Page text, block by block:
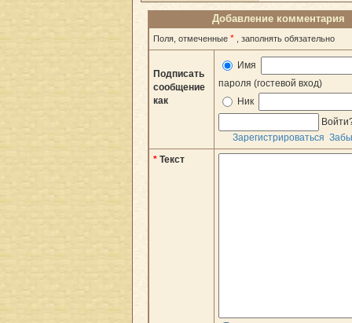
Добавление комментария
Поля, отмеченные * , заполнять обязательно
Подписать
сообщение
как
Имя
пароля (гостевой вход)
Ник
Зарегистрироваться
* Текст